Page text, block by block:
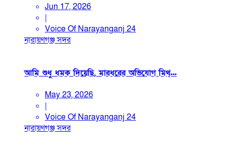
Jun 17, 2026
|
Voice Of Narayanganj 24
নারায়ণগঞ্জ সদর
আমি শুধু ধমক দিয়েছি, মারধরের অভিযোগ মিথ্...
May 23, 2026
|
Voice Of Narayanganj 24
নারায়ণগঞ্জ সদর